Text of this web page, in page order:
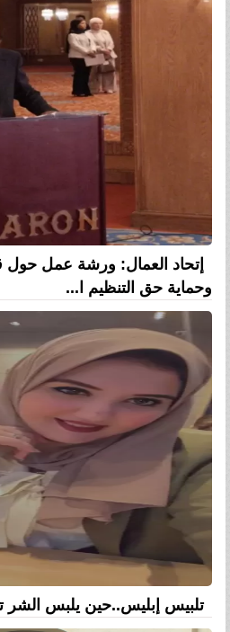
إتحاد العمال: ورشة عمل حول
وحماية حق التنظيم ا...
تلبيس إبليس..حين يلبس الشر